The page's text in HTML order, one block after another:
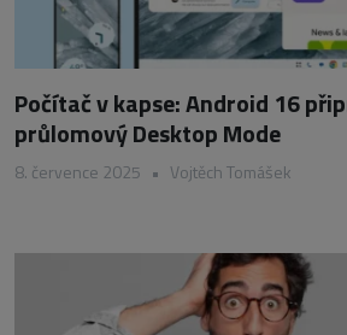
Počítač v kapse: Android 16
průlomový Desktop Mode
8. července 2025 • Vojtěch Tomášek